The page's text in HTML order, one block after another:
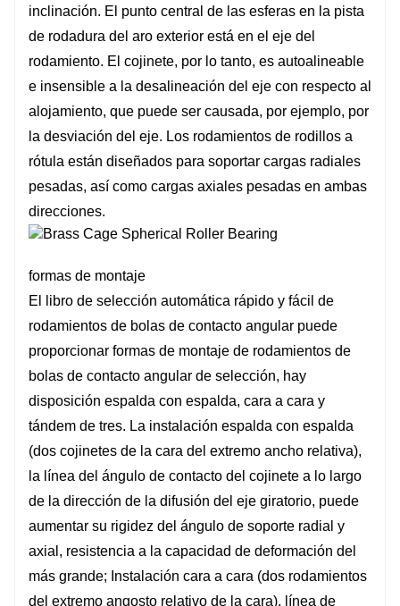
inclinación. El punto central de las esferas en la pista
de rodadura del aro exterior está en el eje del
rodamiento. El cojinete, por lo tanto, es autoalineable
e insensible a la desalineación del eje con respecto al
alojamiento, que puede ser causada, por ejemplo, por
la desviación del eje. Los rodamientos de rodillos a
rótula están diseñados para soportar cargas radiales
pesadas, así como cargas axiales pesadas en ambas
direcciones.
formas de montaje
El libro de selección automática rápido y fácil de
rodamientos de bolas de contacto angular puede
proporcionar formas de montaje de rodamientos de
bolas de contacto angular de selección, hay
disposición espalda con espalda, cara a cara y
tándem de tres. La instalación espalda con espalda
(dos cojinetes de la cara del extremo ancho relativa),
la línea del ángulo de contacto del cojinete a lo largo
de la dirección de la difusión del eje giratorio, puede
aumentar su rigidez del ángulo de soporte radial y
axial, resistencia a la capacidad de deformación del
más grande; Instalación cara a cara (dos rodamientos
del extremo angosto relativo de la cara), línea de